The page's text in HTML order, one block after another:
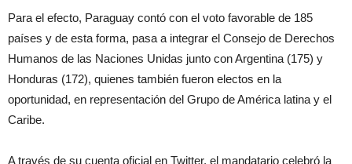
Para el efecto, Paraguay contó con el voto favorable de 185
países y de esta forma, pasa a integrar el Consejo de Derechos
Humanos de las Naciones Unidas junto con Argentina (175) y
Honduras (172), quienes también fueron electos en la
oportunidad, en representación del Grupo de América latina y el
Caribe.
A través de su cuenta oficial en Twitter, el mandatario celebró la